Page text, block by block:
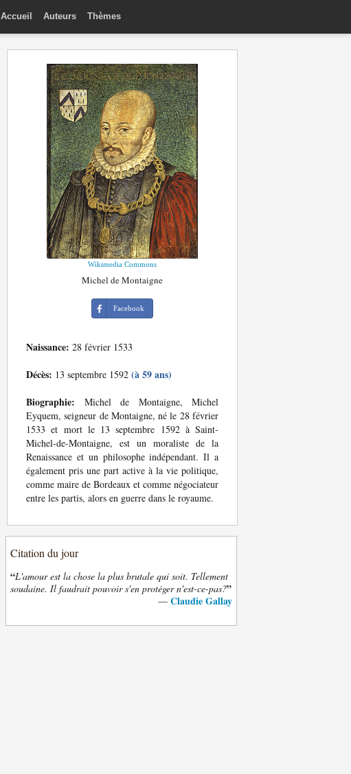
Accueil Auteurs Thèmes
Wikimedia Commons
Michel de Montaigne
Facebook
Naissance: 28 février 1533
Décès: 13 septembre 1592 (à 59 ans)
Biographie: Michel de Montaigne, Michel
Eyquem, seigneur de Montaigne, né le 28 février
1533 et mort le 13 septembre 1592 à Saint-
Michel-de-Montaigne, est un moraliste de la
Renaissance et un philosophe indépendant. Il a
également pris une part active à la vie politique,
comme maire de Bordeaux et comme négociateur
entre les partis, alors en guerre dans le royaume.
Citation du jour
“L'amour est la chose la plus brutale qui soit. Tellement
soudaine. Il faudrait pouvoir s'en protéger n'est-ce-pas?”
— Claudie Gallay